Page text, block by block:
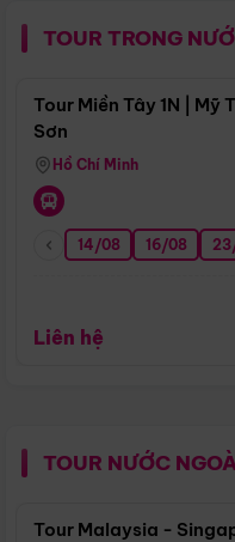
TOUR TRONG
Tour Miền Tây 1N | Mỹ
Sơn
Hồ Chí Minh
14/08 16/08
Liên hệ
TOUR NƯỚC
Tour Malaysia -